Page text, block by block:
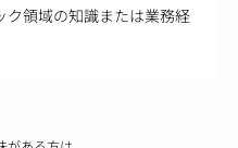
ク領域の知識または業務経